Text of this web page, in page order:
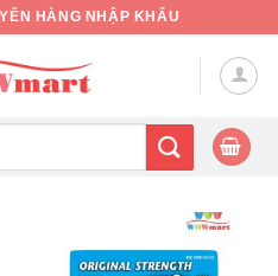
HÀNG NHẬP KHẨU